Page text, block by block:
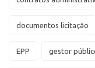
documentos licitação
EPP gestor